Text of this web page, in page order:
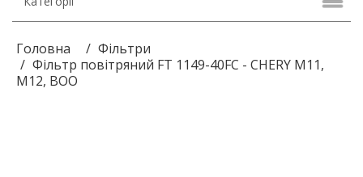
Головна
Фільтри
Фільтр повітряний FT 1149-40FC - CHERY M11,
M12, BOO